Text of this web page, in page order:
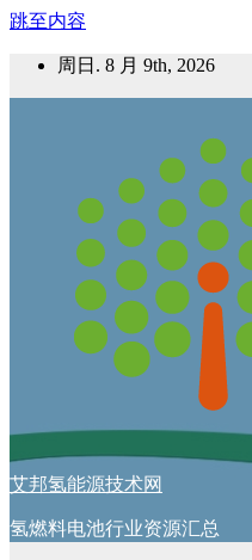
跳至内容
周日. 8 月 9th, 2026
艾邦氢能源技术网
氢燃料电池行业资源汇总